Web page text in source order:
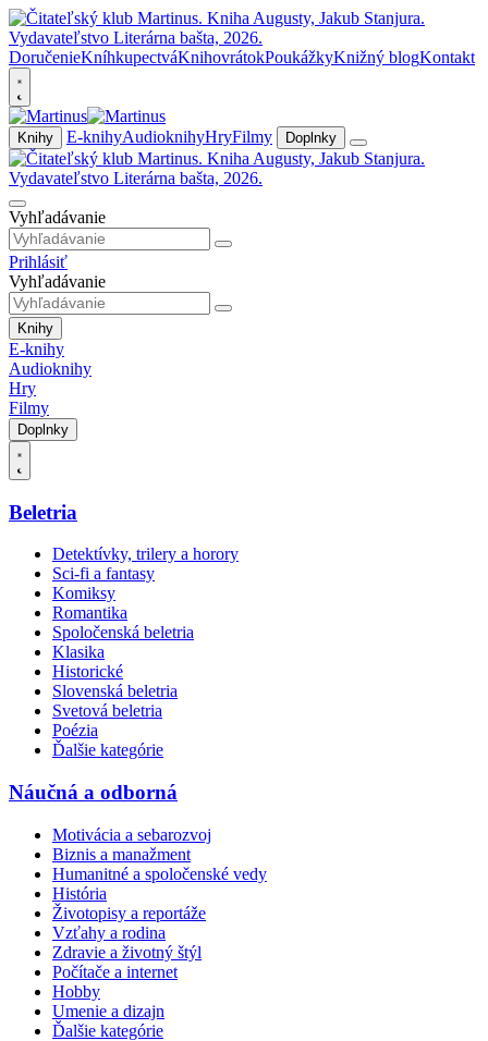
DoručenieKníhkupectváKnihovrátokPoukážkyKnižný blogKontakt
Knihy E-knihyAudioknihyHryFilmy Doplnky
Vyhľadávanie
Prihlásiť
Vyhľadávanie
Knihy
E-knihy
Audioknihy
Hry
Filmy
Doplnky
Beletria
Detektívky, trilery a horory
Sci-fi a fantasy
Komiksy
Romantika
Spoločenská beletria
Klasika
Historické
Slovenská beletria
Svetová beletria
Poézia
Ďalšie kategórie
Náučná a odborná
Motivácia a sebarozvoj
Biznis a manažment
Humanitné a spoločenské vedy
História
Životopisy a reportáže
Vzťahy a rodina
Zdravie a životný štýl
Počítače a internet
Hobby
Umenie a dizajn
Ďalšie kategórie